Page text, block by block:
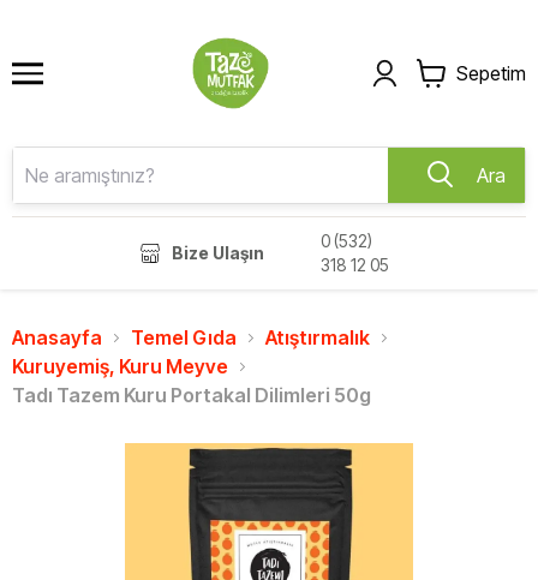
Sepetim
Ara
Bize Ulaşın
0 (532)
318 12 05
Anasayfa Temel Gıda
Atıştırmalık
Kuruyemiş, Kuru Meyve
Tadı Tazem Kuru Portakal Dilimleri 50g